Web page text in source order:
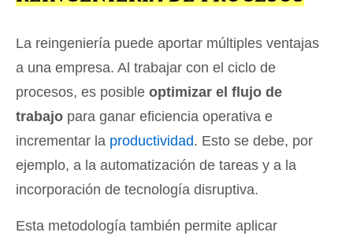
La reingeniería puede aportar múltiples ventajas
a una empresa. Al trabajar con el ciclo de
procesos, es posible optimizar el flujo de
trabajo para ganar eficiencia operativa e
incrementar la productividad. Esto se debe, por
ejemplo, a la automatización de tareas y a la
incorporación de tecnología disruptiva.
Esta metodología también permite aplicar